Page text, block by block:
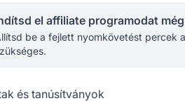
el affiliate programodat
be a fejlett nyomkövetést percek
és tanúsítványok